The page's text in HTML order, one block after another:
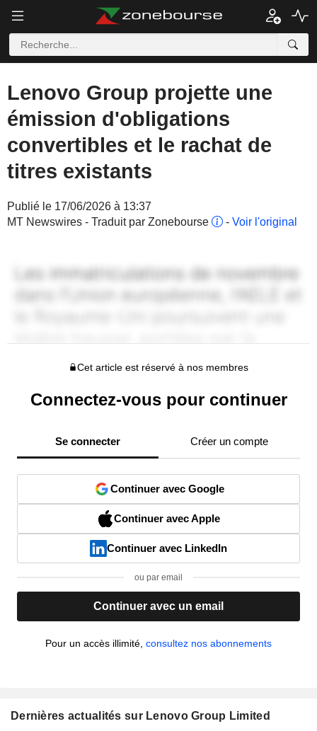
Lenovo Group projette une
émission d'obligations
convertibles et le rachat de
titres existants
Publié le 17/06/2026 à 13:37
MT Newswires - Traduit par Zonebourse
- Voir l'original
Cet article est réservé à nos membres
Connectez-vous pour continuer
Se connecter Créer un compte
Continuer avec Google
Continuer avec Apple
Continuer avec LinkedIn
ou par email
Continuer avec un email
Pour un accès illimité, consultez nos abonnements
Dernières actualités sur Lenovo Group Limited